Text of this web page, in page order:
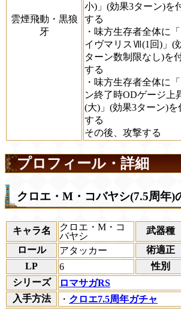
雲煙飛動・黒狼
牙
小)」(効果3ターン)を
する
・味方生存者全体に
イヴマリスⅦ(1回)」(
ターン数制限なし)を
する
・味方生存者全体に
ン終了時ODゲージ上
(大)」(効果3ターン)を
する
その後、攻撃する
プロフィール・詳細
クロエ・M・コバヤシ(7.5周年)
キャラ名
クロエ・M・コ
バヤシ
武器種
ロール
アタッカー 術適正
LP
6 性別
シリーズ
ロマサガRS
入手方法
・ クロエ7.5周年ガチャ